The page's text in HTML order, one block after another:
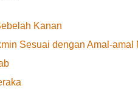
Kanan
Sesuai dengan Amal-amal